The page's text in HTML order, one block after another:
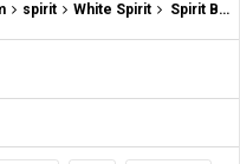
spirit White Spirit Spirit Barong Emas